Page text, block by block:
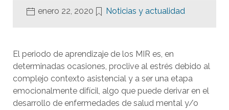
enero 22, 2020 Noticias y actualidad
El periodo de aprendizaje de los MIR es, en
determinadas ocasiones, proclive al estrés debido al
complejo contexto asistencial y a ser una etapa
emocionalmente difícil, algo que puede derivar en el
desarrollo de enfermedades de salud mental y/o